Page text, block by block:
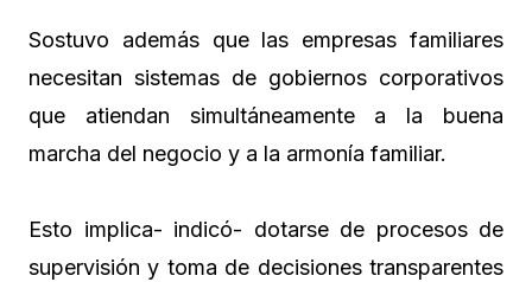
Sostuvo además que las empresas familiares
necesitan sistemas de gobiernos corporativos
que atiendan simultáneamente a la buena
marcha del negocio y a la armonía familiar.
Esto implica- indicó- dotarse de procesos de
supervisión y toma de decisiones transparentes